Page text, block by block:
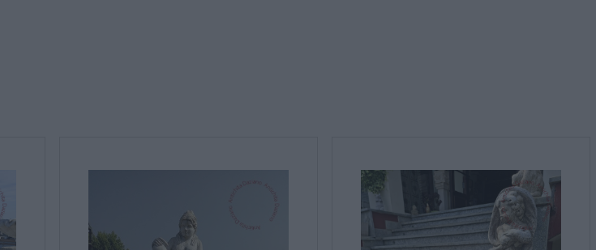
TAVOLI TAVOLINI CONSOLE